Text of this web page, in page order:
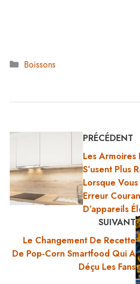
Catégories
Boissons
PRÉCÉDENT
Les Armoires
S’usent Plus
Lorsque
Erreur
D’appareils
SUIVANT
Le Changement De Recette
De Pop-Corn Smartfood Qui A
Déçu Les Fans